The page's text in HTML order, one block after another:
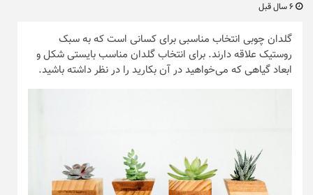
گلدان چوبی انتخاب مناسبی برای کسانی است که به سبک
روستیک علاقه دارند. برای انتخاب گلدان مناسب بایستی شکل و
ابعاد گیاهی که می‌خواهید در آن بکارید را در نظر داشته باشید.